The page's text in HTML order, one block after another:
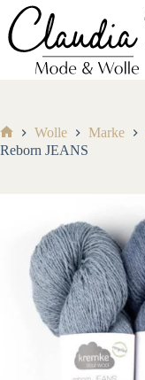
Zum
Inhalt
springen
Start
Wolle Marke
Reborn JEANS